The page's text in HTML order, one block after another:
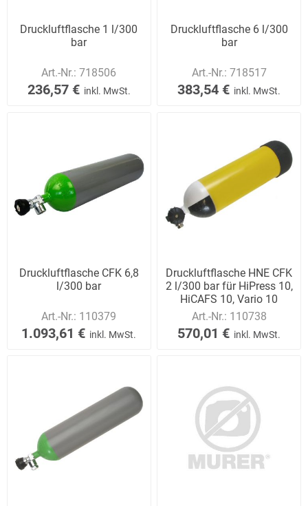
Druckluftflasche 1 l/300
bar
Art.-Nr.:718506
236,57 € inkl. MwSt.
Druckluftflasche 6 l/300
bar
Art.-Nr.: 718517
383,54 € inkl. MwSt.
Druckluftflasche CFK 6,8
l/300 bar
Art.-Nr.: 110379
1.093,61 € inkl. MwSt.
Druckluftflasche HNE CFK
2 l/300 bar für HiPress 10,
HiCAFS 10, Vario 10
Art.-Nr.: 110738
570,01 € inkl. MwSt.